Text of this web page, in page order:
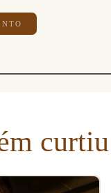
curtiu